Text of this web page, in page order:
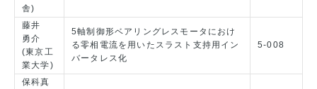
舎)
藤井
勇介
(東京工
業大学)
5軸制御形ベアリングレスモータにおけ
る零相電流を用いたスラスト支持用イン
バータレス化
5-008
保科真